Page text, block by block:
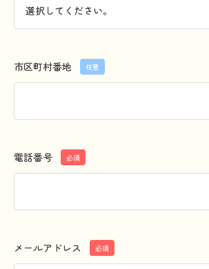
市区町村番地 任意
電話番号 必須
メールアドレス 必須